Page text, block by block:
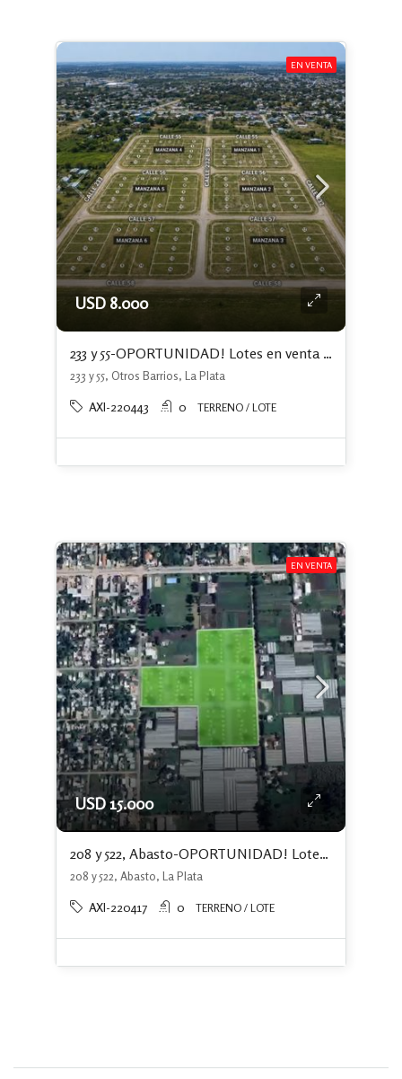
EN VENTA
USD 8.000
233 y 55-OPORTUNIDAD! Lotes en venta en Ángel Etcheverry, La Plata. Financiación
233 y 55, Otros Barrios, La Plata
AXI-220443 0 TERRENO / LOTE
EN VENTA
USD 15.000
208 y 522, Abasto-OPORTUNIDAD! Lotes con escritura independiente y financiación
208 y 522, Abasto, La Plata
AXI-220417 0 TERRENO / LOTE